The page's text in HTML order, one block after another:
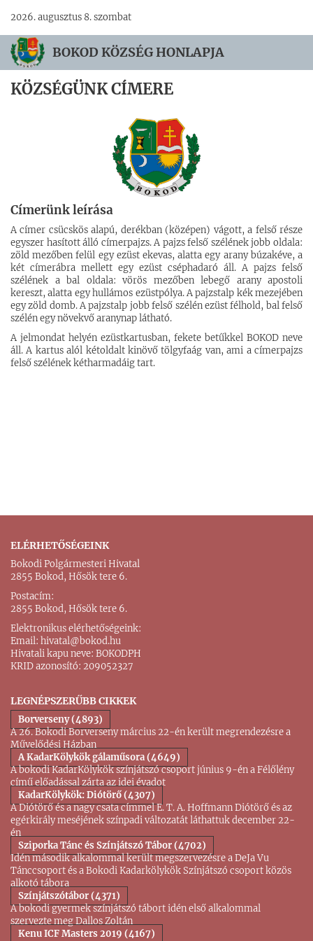
2026. augusztus 8. szombat
BOKOD KÖZSÉG HONLAPJA
KÖZSÉGÜNK CÍMERE
Címerünk leírása
A címer csücskös alapú, derékban (középen) vágott, a felső része
egyszer hasított álló címerpajzs. A pajzs felső szélének jobb oldala:
zöld mezőben felül egy ezüst ekevas, alatta egy arany búzakéve, a
két címerábra mellett egy ezüst cséphadaró áll. A pajzs felső
szélének a bal oldala: vörös mezőben lebegő arany apostoli
kereszt, alatta egy hullámos ezüstpólya. A pajzstalp kék mezejében
egy zöld domb. A pajzstalp jobb felső szélén ezüst félhold, bal felső
szélén egy növekvő aranynap látható.
A jelmondat helyén ezüstkartusban, fekete betűkkel BOKOD neve
áll. A kartus alól kétoldalt kinövő tölgyfaág van, ami a címerpajzs
felső szélének kétharmadáig tart.
LEGNÉPSZERŰBB CIKKEK
Borverseny (4893)
A 26. Bokodi Borverseny március 22-én került megrendezésre a
Művelődési Házban
A KadarKölykök gálaműsora (4649)
A bokodi KadarKölykök színjátszó csoport június 9-én a Félőlény
című előadással zárta az idei évadot
KadarKölykök: Diótörő (4307)
A Diótörő és a nagy csata címmel E. T. A. Hoffmann Diótörő és az
egérkirály meséjének színpadi változatát láthattuk december 22-
én
Sziporka Tánc és Színjátszó Tábor (4702)
Idén második alkalommal került megszervezésre a DeJa Vu
Tánccsoport és a Bokodi Kadarkölykök Színjátszó csoport közös
alkotó tábora
Színjátszótábor (4371)
A bokodi gyermek színjátszó tábort idén első alkalommal
szervezte meg Dallos Zoltán
Kenu ICF Masters 2019 (4167)
ELÉRHETŐSÉGEINK
Bokodi Polgármesteri Hivatal
2855 Bokod, Hősök tere 6.
Postacím:
2855 Bokod, Hősök tere 6.
Elektronikus elérhetőségeink:
Email: hivatal@bokod.hu
Hivatali kapu neve: BOKODPH
KRID azonosító: 209052327